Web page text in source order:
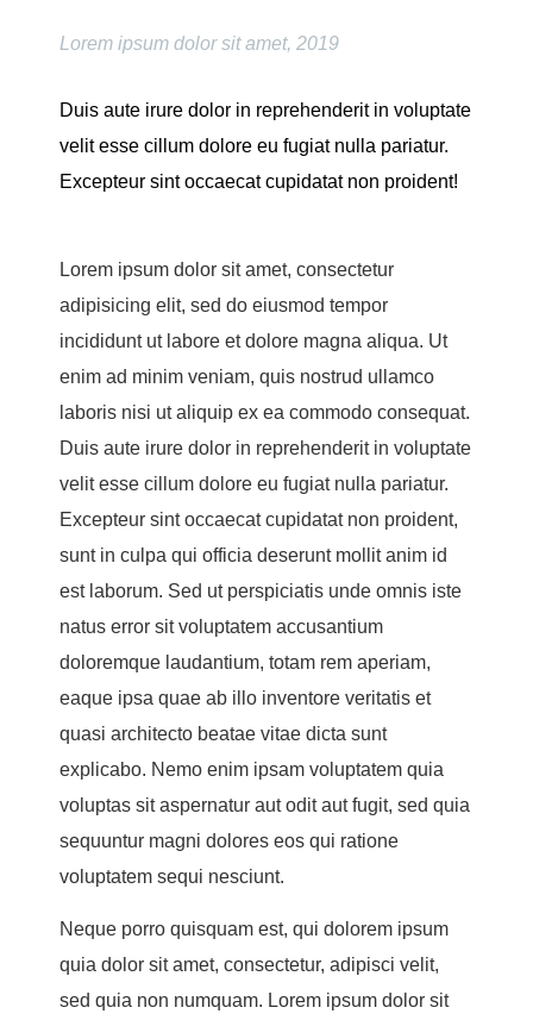
Lorem ipsum dolor sit amet, 2019
Duis aute irure dolor in reprehenderit in voluptate
velit esse cillum dolore eu fugiat nulla pariatur.
Excepteur sint occaecat cupidatat non proident!
Lorem ipsum dolor sit amet, consectetur
adipisicing elit, sed do eiusmod tempor
incididunt ut labore et dolore magna aliqua. Ut
enim ad minim veniam, quis nostrud ullamco
laboris nisi ut aliquip ex ea commodo consequat.
Duis aute irure dolor in reprehenderit in voluptate
velit esse cillum dolore eu fugiat nulla pariatur.
Excepteur sint occaecat cupidatat non proident,
sunt in culpa qui officia deserunt mollit anim id
est laborum. Sed ut perspiciatis unde omnis iste
natus error sit voluptatem accusantium
doloremque laudantium, totam rem aperiam,
eaque ipsa quae ab illo inventore veritatis et
quasi architecto beatae vitae dicta sunt
explicabo. Nemo enim ipsam voluptatem quia
voluptas sit aspernatur aut odit aut fugit, sed quia
sequuntur magni dolores eos qui ratione
voluptatem sequi nesciunt.
Neque porro quisquam est, qui dolorem ipsum
quia dolor sit amet, consectetur, adipisci velit,
sed quia non numquam. Lorem ipsum dolor sit